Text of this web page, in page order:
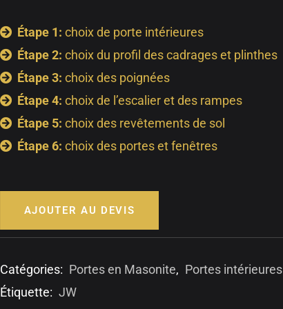
Étape 1: choix de porte intérieures
Étape 2: choix du profil des cadrages et plinthes
Étape 3: choix des poignées
Étape 4: choix de l’escalier et des rampes
Étape 5: choix des revêtements de sol
Étape 6: choix des portes et fenêtres
AJOUTER AU DEVIS
Catégories: Portes en Masonite,
Portes intérieures
Étiquette: JW